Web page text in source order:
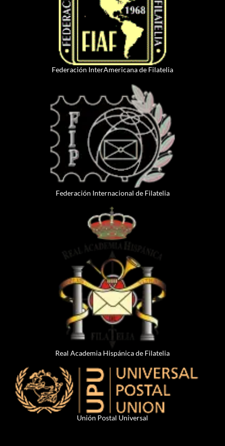
Federación InterAmericana de Filatelia
Federación Internacional de Filatelia
Real Academia Hispánica de Filatelia
Unión Postal Universal